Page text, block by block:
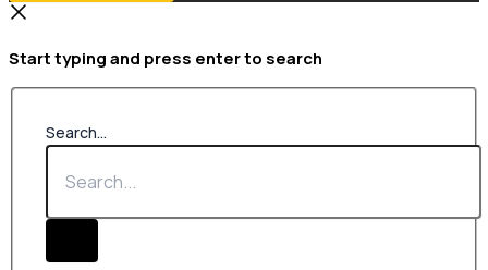
Start typing and press enter to search
Search...